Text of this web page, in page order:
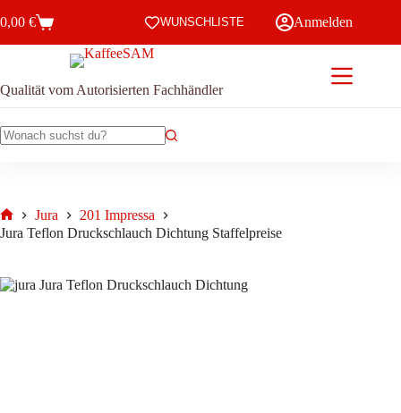
Inhalt
19,00 €
mehrere
Die
können
Warenkorb
0,00 € WUNSCHLISTE Anmelden
Qualität vom Autorisierten Fachhändler
Start
Jura
201 Impressa
Jura Teflon Druckschlauch Dichtung Staffelpreise